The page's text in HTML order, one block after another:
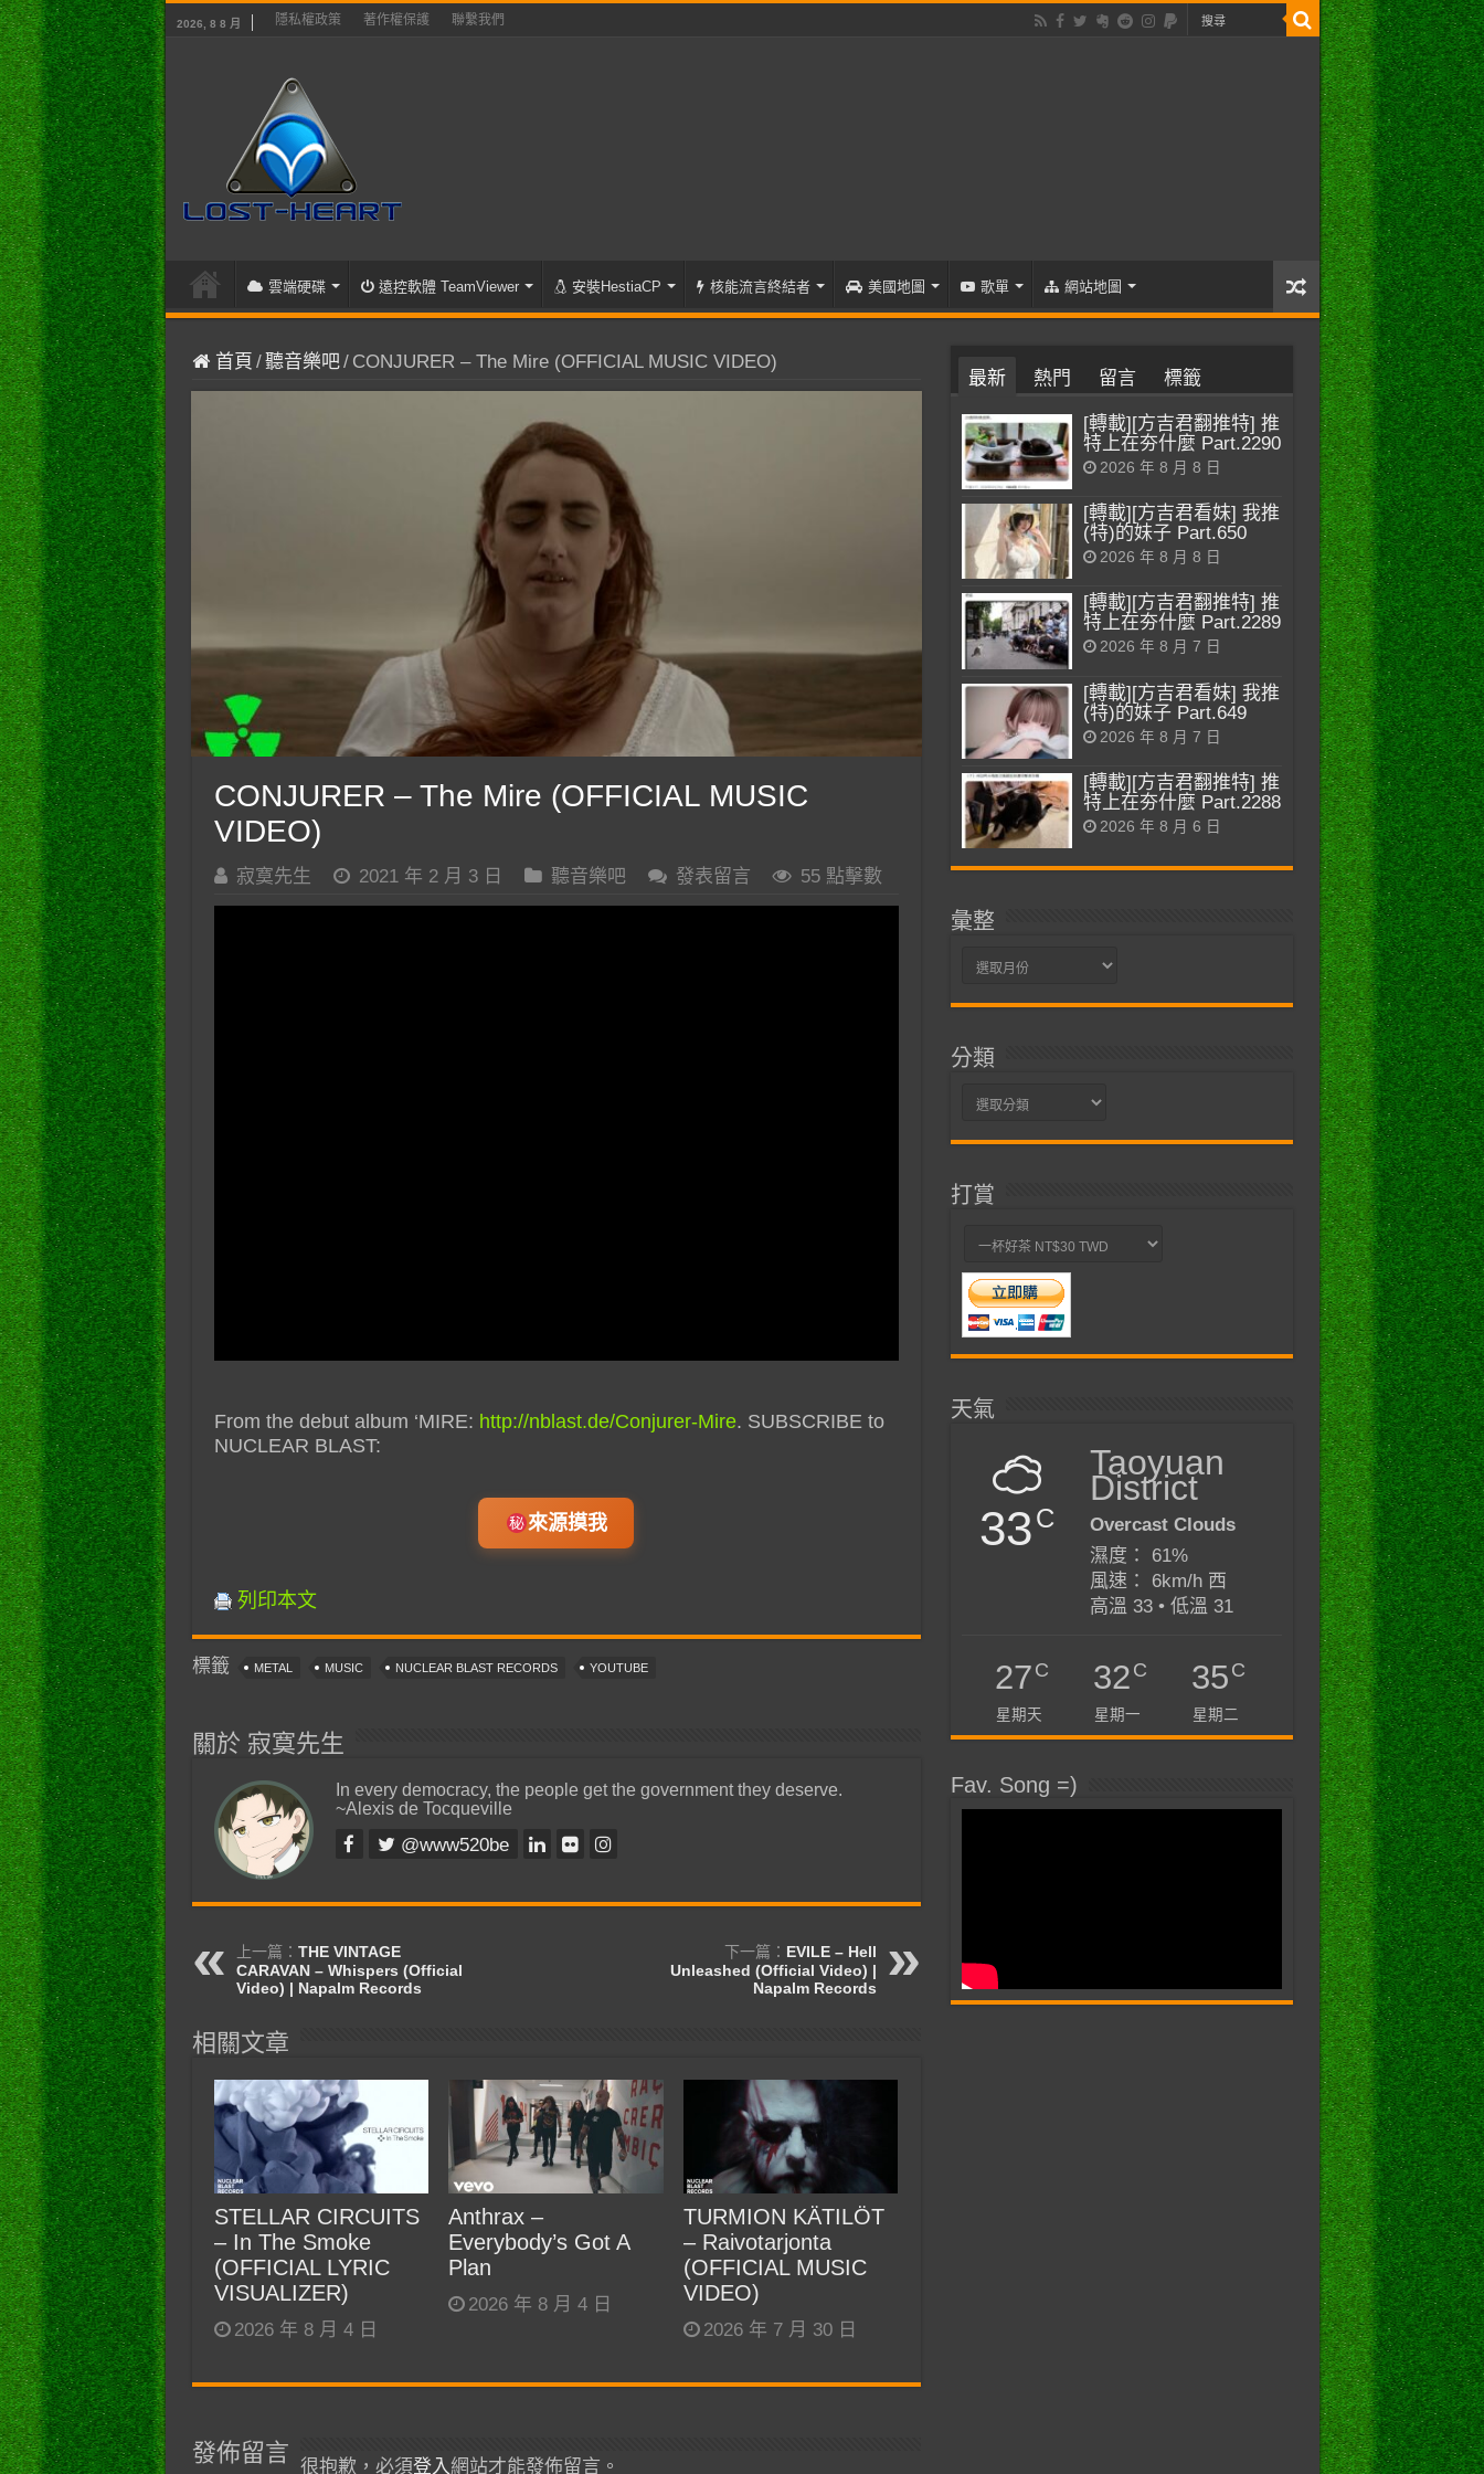
2026, 8 8 月 隱私權政策 著作權保護 聯繫我們
雲端硬碟 遠控軟體 TeamViewer 安裝HestiaCP 核能流言終結者 美國地圖 歌單 網站地圖
首頁 /聽音樂吧/ CONJURER – The Mire (OFFICIAL MUSIC VIDEO)
CONJURER – The Mire (OFFICIAL MUSIC
VIDEO)
寂寞先生 2021 年 2 月 3 日 聽音樂吧 發表留言 55 點擊數
From the debut album ‘MIRE: http://nblast.de/Conjurer-Mire. SUBSCRIBE to
NUCLEAR BLAST:
來源摸我
列印本文
標籤 METAL MUSIC NUCLEAR BLAST RECORDS YOUTUBE
關於 寂寞先生
In every democracy, the people get the government they deserve.
~Alexis de Tocqueville
@www520be
上一篇： THE VINTAGE
CARAVAN – Whispers (Official
Video) | Napalm Records
下一篇： EVILE – Hell
Unleashed (Official Video) |
Napalm Records
相關文章
STELLAR CIRCUITS
– In The Smoke
(OFFICIAL LYRIC
VISUALIZER)
2026 年 8 月 4 日
Anthrax –
Everybody’s Got A
Plan
2026 年 8 月 4 日
TURMION KÄTILÖT
– Raivotarjonta
(OFFICIAL MUSIC
VIDEO)
2026 年 7 月 30 日
發佈留言
很抱歉，必須登入網站才能發佈留言。
最新 熱門 留言 標籤
[轉載][方吉君翻推特] 推
特上在夯什麼 Part.2290
2026 年 8 月 8 日
[轉載][方吉君看妹] 我推
(特)的妹子 Part.650
2026 年 8 月 8 日
[轉載][方吉君翻推特] 推
特上在夯什麼 Part.2289
2026 年 8 月 7 日
[轉載][方吉君看妹] 我推
(特)的妹子 Part.649
2026 年 8 月 7 日
[轉載][方吉君翻推特] 推
特上在夯什麼 Part.2288
2026 年 8 月 6 日
彙整
彙
分類
分
打賞
天氣
33C
Taoyuan
District
Overcast Clouds
濕度： 61%
風速： 6km/h 西
高溫 33 • 低溫 31
27C
星期天
32C
星期一
35C
星期二
Fav. Song =)